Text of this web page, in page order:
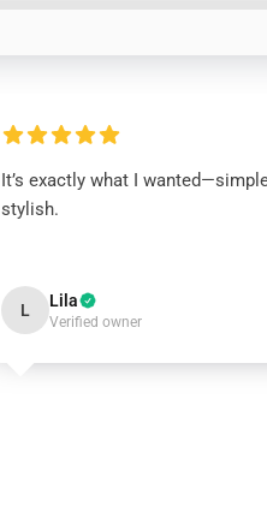
It’s exactly what I
stylish.
L Lila
Verified owner